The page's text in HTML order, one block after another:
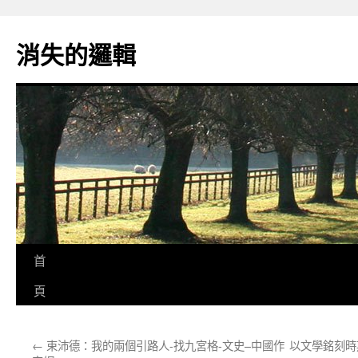
主
要
消失的邏輯
首
頁
← 束沛德：我的兩個引路人-找九宮格-文史–中國作 以文學銘刻